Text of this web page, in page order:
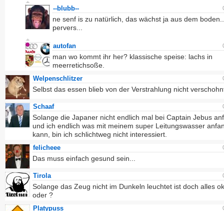
--blubb--
ne senf is zu natürlich, das wächst ja aus dem
pervers...
autofan
man wo kommt ihr her? klassische speise: lachs in
meerretichsoße.
Welpenschlitzer
Selbst das essen blieb von der Verstrahlung nicht
Schaaf
Solange die Japaner nicht endlich mal bei Captain Jebus
und ich endlich was mit meinem super Leitungswasser
kann, bin ich schlichtweg nicht interessiert.
felicheee
Das muss einfach gesund sein...
Tirola
Solange das Zeug nicht im Dunkeln leuchtet ist doch alles ok
oder ?
Platypuss